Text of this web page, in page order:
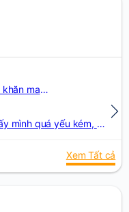
Cảm xúc tốt mang lại hiệu quả. Khó khăn mang lại bền vững. Vượt qua chính mình mang lại quy mô lớn
Nếu bạn đang cảm thấy mình quá yếu kém, so với những người xung quanh, thì, hãy cứ giữ lấy nhé. Nó là đặc sản, của những người siêu giàu, bền vững, và thong dong đấy. Thứ bạn thiếu, chỉ là một chút ít, kĩ năng cứng nữa thui
Xem Tất cả